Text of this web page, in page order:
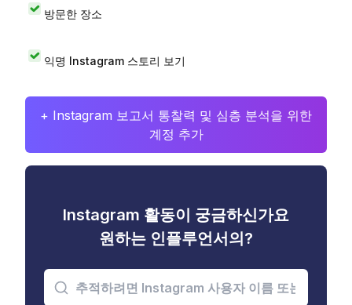
방문한 장소
익명 Instagram 스토리 보기
+ Instagram 보고서 통찰력 및 심층 분석을 위한
계정 추가
Instagram 활동이 궁금하신가요
원하는 인플루언서의?